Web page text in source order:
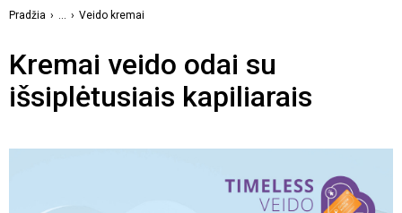
Pradžia ... Veido kremai
Kremai veido odai su
išsiplėtusiais kapiliarais